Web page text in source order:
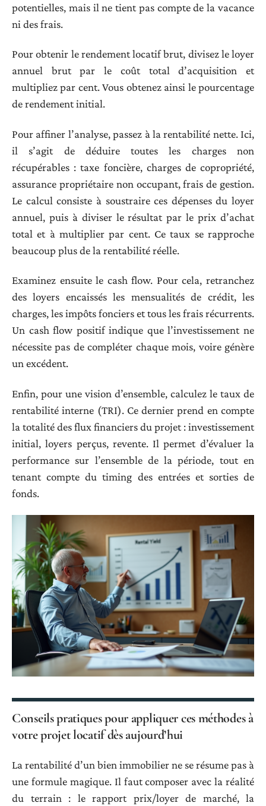
potentielles, mais il ne tient pas compte de la vacance
ni des frais.
Pour obtenir le rendement locatif brut, divisez le loyer
annuel brut par le coût total d’acquisition et
multipliez par cent. Vous obtenez ainsi le pourcentage
de rendement initial.
Pour affiner l’analyse, passez à la rentabilité nette. Ici,
il s’agit de déduire toutes les charges non
récupérables : taxe foncière, charges de copropriété,
assurance propriétaire non occupant, frais de gestion.
Le calcul consiste à soustraire ces dépenses du loyer
annuel, puis à diviser le résultat par le prix d’achat
total et à multiplier par cent. Ce taux se rapproche
beaucoup plus de la rentabilité réelle.
Examinez ensuite le cash flow. Pour cela, retranchez
des loyers encaissés les mensualités de crédit, les
charges, les impôts fonciers et tous les frais récurrents.
Un cash flow positif indique que l’investissement ne
nécessite pas de compléter chaque mois, voire génère
un excédent.
Enfin, pour une vision d’ensemble, calculez le taux de
rentabilité interne (TRI). Ce dernier prend en compte
la totalité des flux financiers du projet : investissement
initial, loyers perçus, revente. Il permet d’évaluer la
performance sur l’ensemble de la période, tout en
tenant compte du timing des entrées et sorties de
fonds.
Conseils pratiques pour appliquer ces méthodes à
votre projet locatif dès aujourd’hui
La rentabilité d’un bien immobilier ne se résume pas à
une formule magique. Il faut composer avec la réalité
du terrain : le rapport prix/loyer de marché, la